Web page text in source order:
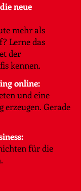
neue
mehr als
Lerne das
der
kennen.
online:
und eine
Gerade
für die